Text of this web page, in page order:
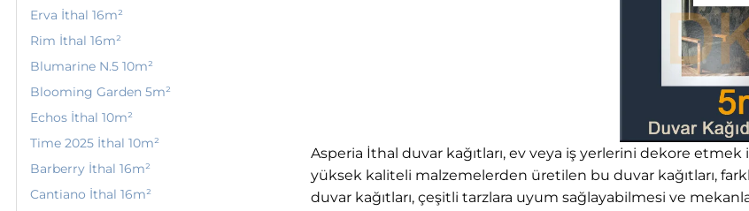
Erva İthal 16m²
Rim İthal 16m²
Blumarine N.5 10m²
Blooming Garden 5m²
Echos İthal 10m²
Time 2025 İthal 10m²
Barberry İthal 16m²
Cantiano İthal 16m²
Asperia İthal duvar kağıtları, ev veya iş yerlerini dekore
yüksek kaliteli malzemelerden üretilen bu duvar kağıtları,
duvar kağıtları, çeşitli tarzlara uyum sağlayabilmesi ve